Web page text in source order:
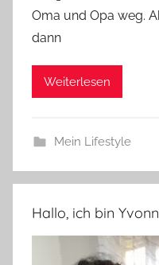
Oma und Opa weg.
dann
Weiterlesen
Mein Lifestyle
Hallo, ich bin